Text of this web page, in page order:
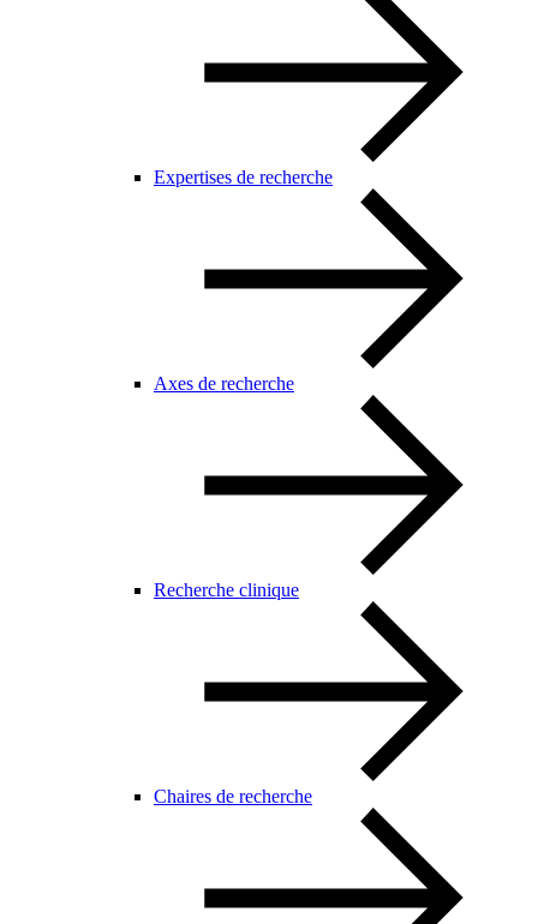
Expertises de recherche
Axes de recherche
Recherche clinique
Chaires de recherche